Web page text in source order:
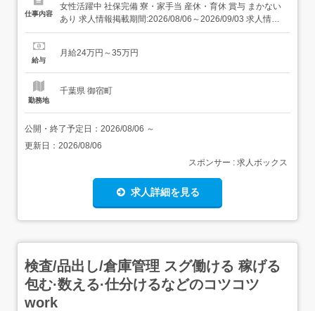
仕事内容
女性活躍中 社保完備 寮・家⼿当 産休・育休 賞与 まかない
あり 求人情報掲載期間:2026/08/06～2026/09/03 求人情報
店舗の特徴 昇給・賞与・社宅・122日休の集団調理 住 所
より徒歩24分 URL ...
給与
月給24万円～35万円
勤務地
千葉県 御宿町
公開・終了予定日： 2026/08/06 ～
更新日： 2026/08/06
スポンサー : 求人ボックス
求人詳細を見る
検査/品出し/倉庫管理 スグ働ける 稼げる
包む·数える·仕分けるなどのコツコツ
work